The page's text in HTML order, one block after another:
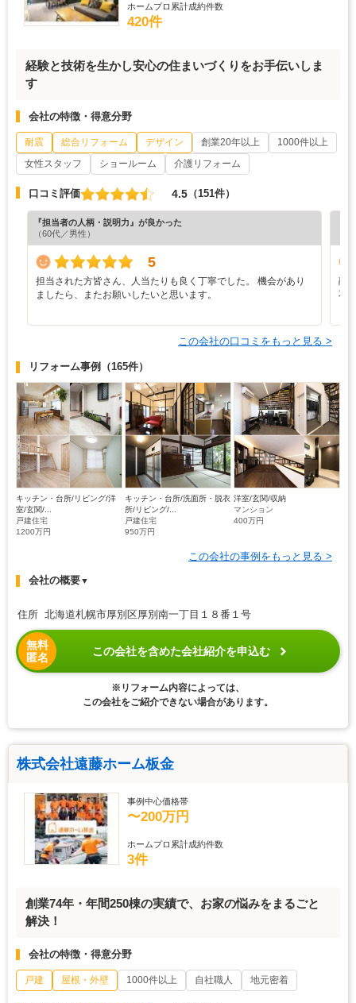
ホームプロ累計成約件数
420件
経験と技術を生かし安心の住まいづくりをお手伝いしま
す
会社の特徴・得意分野
耐震 総合リフォーム デザイン 創業20年以上
1000件以上
女性スタッフ
ショールーム 介護リフォーム
口コミ評価 4.5 （151件）
『担当者の人柄・説明力』が良かった
（60代／男性）
5
担当された方皆さん、人当たりも良く丁寧でした。 機会があり
ましたら、またお願いしたいと思います。
融
不
この会社の口コミをもっと見る >
リフォーム事例 （165件）
キッチン・台所/リビング/洋
室/玄関/...
戸建住宅
1200万円
キッチン・台所/洗面所・脱衣
所/リビング/...
戸建住宅
950万円
洋室/玄関/収納
マンション
400万円
この会社の事例をもっと見る >
会社の概要▼
住所 北海道札幌市厚別区厚別南一丁目１８番１号
無料
匿名
この会社を含めた会社紹介を申込む
※リフォーム内容によっては、
この会社をご紹介できない場合があります。
株式会社遠藤ホーム板金
事例中心価格帯
〜200万円
ホームプロ累計成約件数
3件
創業74年・年間250棟の実績で、お家の悩みをまるごと
解決！
会社の特徴・得意分野
戸建 屋根・外壁 1000件以上 自社職人 地元密着